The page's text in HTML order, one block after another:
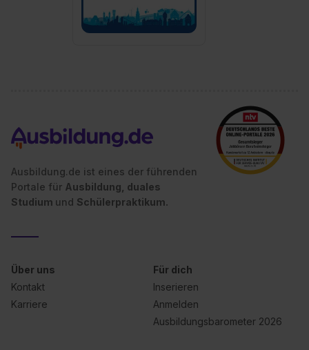
Ausbildung.de ist eines der führenden
Portale für Ausbildung, duales
Studium und Schülerpraktikum.
Über uns
Kontakt
Karriere
Für dich
Inserieren
Anmelden
Ausbildungsbarometer 2026